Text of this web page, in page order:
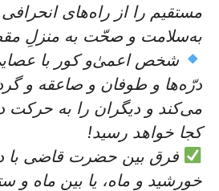
مستقیم را از راه‌های
به‌سلامت و صحّت به منزلِ
شخص اعمیٰ‌و کور با
درّه‌ها و طوفان و صاعقه و
می‌کند و دیگران را به حرکت
کجا خواهد رسید!
فرق بین حضرت قاضی با
خورشید و ماه، یا بین ماه و